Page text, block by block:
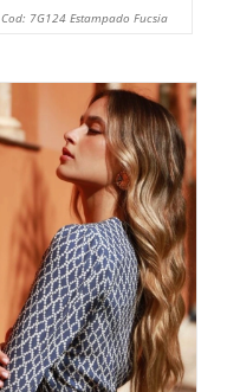
Cod: 7G124 Estampado Fucsia